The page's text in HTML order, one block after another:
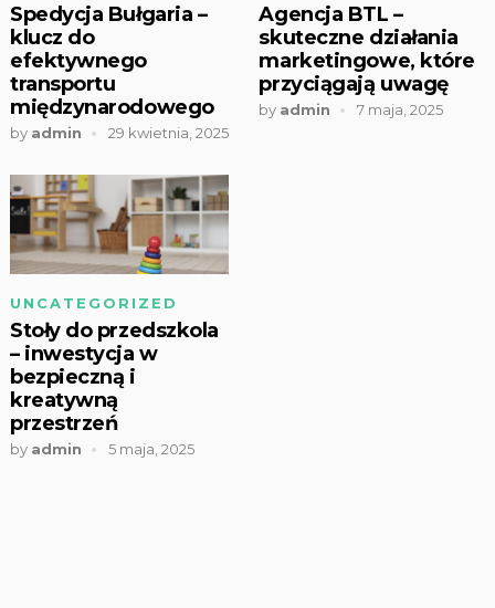
Spedycja Bułgaria –
klucz do
efektywnego
transportu
międzynarodowego
by admin 29 kwietnia, 2025
Agencja BTL –
skuteczne działania
marketingowe, które
przyciągają uwagę
by admin 7 maja, 2025
UNCATEGORIZED
Stoły do przedszkola
– inwestycja w
bezpieczną i
kreatywną
przestrzeń
by admin 5 maja, 2025